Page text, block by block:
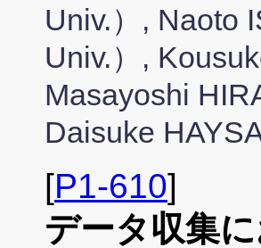
Univ.）, Naoto
Univ.）,
Masayoshi
Daisuke
[P1-610]
データ収集